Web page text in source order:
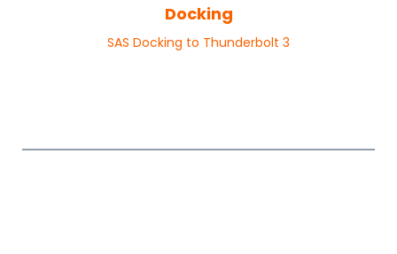
Docking
SAS Docking to Thunderbolt 3